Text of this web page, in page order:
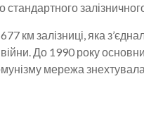
км залізниці, яка
війни. До 1990 року
мережа